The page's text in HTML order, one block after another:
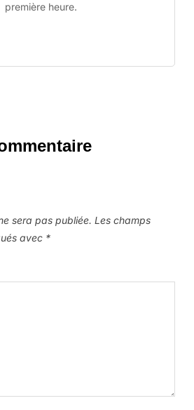
première heure.
sera pas publiée. Les champs
avec *